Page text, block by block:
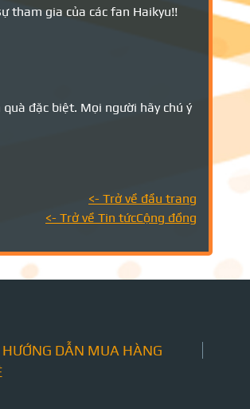
tham gia của các fan Haikyu!!
đặc biệt. Mọi người hãy chú ý
<- Trở về đầu trang
<- Trở về Tin tứcCộng đồng
HƯỚNG DẪN MUA HÀNG